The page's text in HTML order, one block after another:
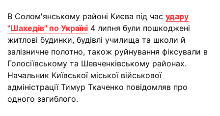
В Солом'янському районі Києва під час удару
"Шахедів" по Україні 4 липня були пошкоджені
житлові будинки, будівлі училища та школи й
залізничне полотно, також руйнування фіксували в
Голосіївському та Шевченківському районах.
Начальник Київської міської військової
адміністрації Тимур Ткаченко повідомляв про
одного загиблого.